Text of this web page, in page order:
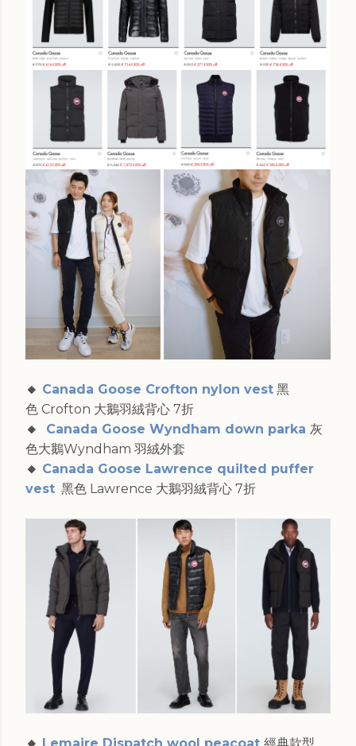
🔸 Canada Goose Crofton nylon vest 黑
色 Crofton 大鵝羽絨背心 7折
🔸 Canada Goose Wyndham down parka 灰
色大鵝Wyndham 羽絨外套
🔸 Canada Goose Lawrence quilted puffer
vest 黑色 Lawrence 大鵝羽絨背心 7折
🔸 Lemaire Dispatch wool peacoat 經典款型